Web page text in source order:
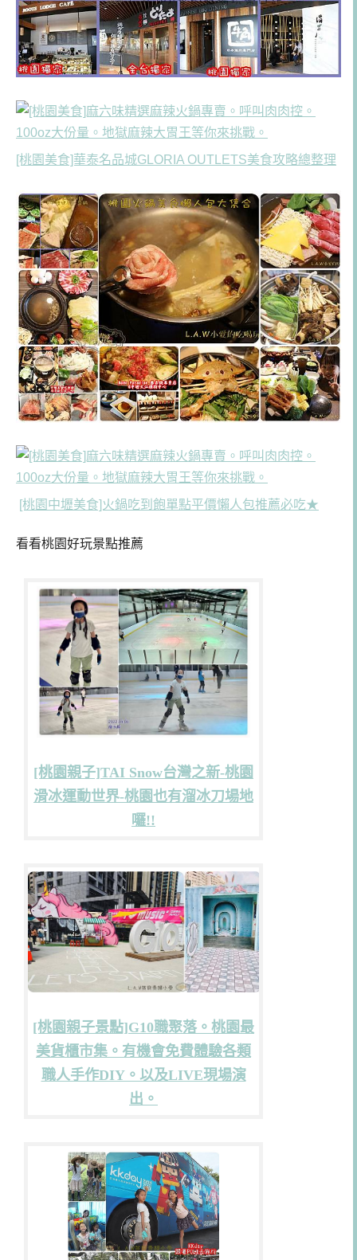
[桃園美食]華泰名品城GLORIA OUTLETS美食攻略總整理
[桃園中壢美食]火鍋吃到飽單點平價懶人包推薦必吃★
看看桃園好玩景點推薦
[桃園親子]TAI Snow台灣之新-桃園
滑冰運動世界-桃園也有溜冰刀場地
囉!!
[桃園親子景點]G10職聚落。桃園最
美貨櫃市集。有機會免費體驗各類
職人手作DIY。以及LIVE現場演
出。